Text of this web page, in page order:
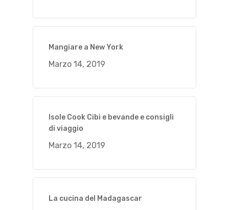
Mangiare a New York
Marzo 14, 2019
Isole Cook Cibi e bevande e consigli
di viaggio
Marzo 14, 2019
La cucina del Madagascar